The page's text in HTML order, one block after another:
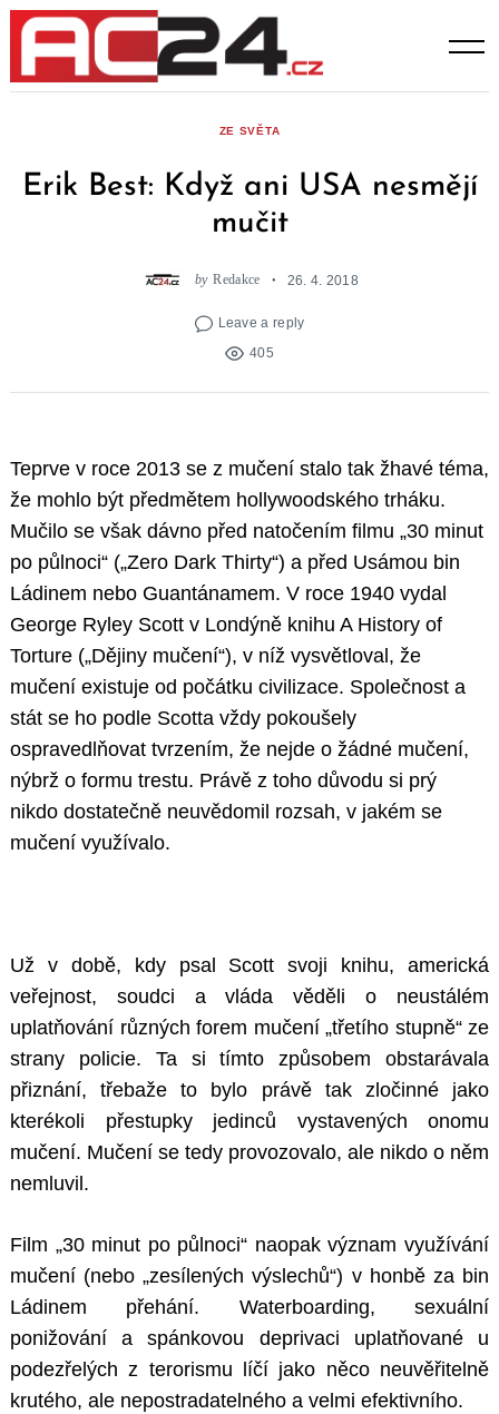
Skip
content
ZE SVĚTA
Erik Best: Když ani USA nesmějí
mučit
by Redakce 26. 4. 2018
Leave a reply
405
Teprve v roce 2013 se z mučení stalo tak žhavé téma,
že mohlo být předmětem hollywoodského trháku.
Mučilo se však dávno před natočením filmu „30 minut
po půlnoci“ („Zero Dark Thirty“) a před Usámou bin
Ládinem nebo Guantánamem. V roce 1940 vydal
George Ryley Scott v Londýně knihu A History of
Torture („Dějiny mučení“), v níž vysvětloval, že
mučení existuje od počátku civilizace. Společnost a
stát se ho podle Scotta vždy pokoušely
ospravedlňovat tvrzením, že nejde o žádné mučení,
nýbrž o formu trestu. Právě z toho důvodu si prý
nikdo dostatečně neuvědomil rozsah, v jakém se
mučení využívalo.
Už v době, kdy psal Scott svoji knihu, americká
veřejnost, soudci a vláda věděli o neustálém
uplatňování různých forem mučení „třetího stupně“ ze
strany policie. Ta si tímto způsobem obstarávala
přiznání, třebaže to bylo právě tak zločinné jako
kterékoli přestupky jedinců vystavených onomu
mučení. Mučení se tedy provozovalo, ale nikdo o něm
nemluvil.
Film „30 minut po půlnoci“ naopak význam využívání
mučení (nebo „zesílených výslechů“) v honbě za bin
Ládinem přehání. Waterboarding, sexuální
ponižování a spánkovou deprivaci uplatňované u
podezřelých z terorismu líčí jako něco neuvěřitelně
krutého, ale nepostradatelného a velmi efektivního.